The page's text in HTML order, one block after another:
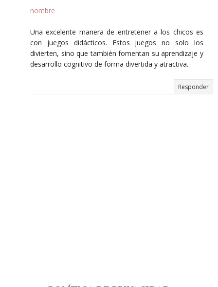
nombre
Una excelente manera de entretener a los chicos es
con juegos didácticos. Estos juegos no solo los
divierten, sino que también fomentan su aprendizaje y
desarrollo cognitivo de forma divertida y atractiva.
Responder